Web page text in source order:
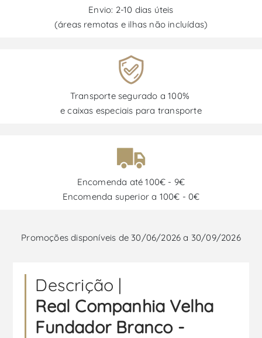
Envio: 2-10 dias úteis
(áreas remotas e ilhas não incluídas)
Transporte segurado a 100%
e caixas especiais para transporte
Encomenda até 100€ - 9€
Encomenda superior a 100€ - 0€
Promoções disponíveis de 30/06/2026 a 30/09/2026
Descrição |
Real Companhia Velha
Fundador Branco -